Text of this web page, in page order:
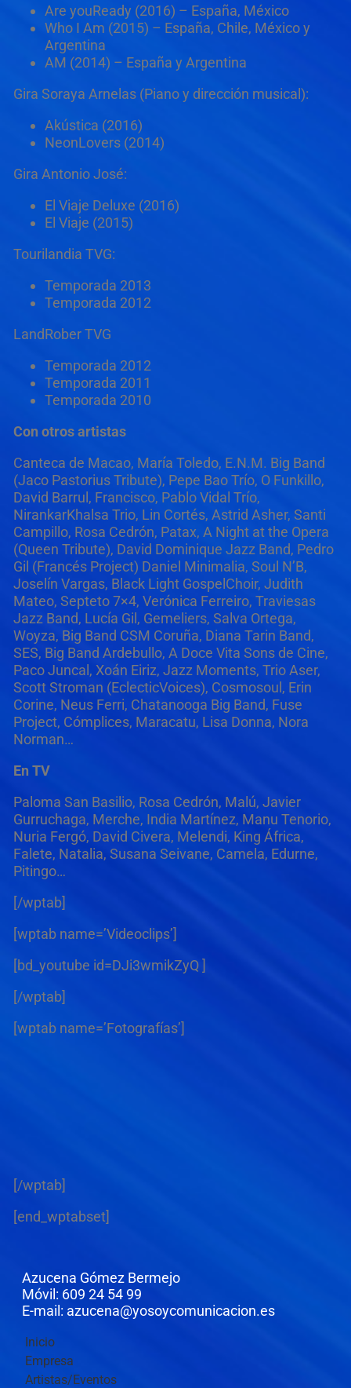
Are youReady (2016) – España, México
Who I Am (2015) – España, Chile, México y
Argentina
AM (2014) – España y Argentina
Gira Soraya Arnelas (Piano y dirección musical):
Akústica (2016)
NeonLovers (2014)
Gira Antonio José:
El Viaje Deluxe (2016)
El Viaje (2015)
Tourilandia TVG:
Temporada 2013
Temporada 2012
LandRober TVG
Temporada 2012
Temporada 2011
Temporada 2010
Con otros artistas
Canteca de Macao, María Toledo, E.N.M. Big Band
(Jaco Pastorius Tribute), Pepe Bao Trío, O Funkillo,
David Barrul, Francisco, Pablo Vidal Trío,
NirankarKhalsa Trio, Lin Cortés, Astrid Asher, Santi
Campillo, Rosa Cedrón, Patax, A Night at the Opera
(Queen Tribute), David Dominique Jazz Band, Pedro
Gil (Francés Project) Daniel Minimalia, Soul N’B,
Joselín Vargas, Black Light GospelChoir, Judith
Mateo, Septeto 7×4, Verónica Ferreiro, Traviesas
Jazz Band, Lucía Gil, Gemeliers, Salva Ortega,
Woyza, Big Band CSM Coruña, Diana Tarin Band,
SES, Big Band Ardebullo, A Doce Vita Sons de Cine,
Paco Juncal, Xoán Eiriz, Jazz Moments, Trio Aser,
Scott Stroman (EclecticVoices), Cosmosoul, Erin
Corine, Neus Ferri, Chatanooga Big Band, Fuse
Project, Cómplices, Maracatu, Lisa Donna, Nora
Norman…
En TV
Paloma San Basilio, Rosa Cedrón, Malú, Javier
Gurruchaga, Merche, India Martínez, Manu Tenorio,
Nuria Fergó, David Civera, Melendi, King África,
Falete, Natalia, Susana Seivane, Camela, Edurne,
Pitingo…
[/wptab]
[wptab name=’Videoclips’]
[bd_youtube id=DJi3wmikZyQ ]
[/wptab]
[wptab name=’Fotografías’]
[/wptab]
[end_wptabset]
Azucena Gómez Bermejo
Móvil: 609 24 54 99
E-mail: azucena@yosoycomunicacion.es
Inicio
Empresa
Artistas/Eventos